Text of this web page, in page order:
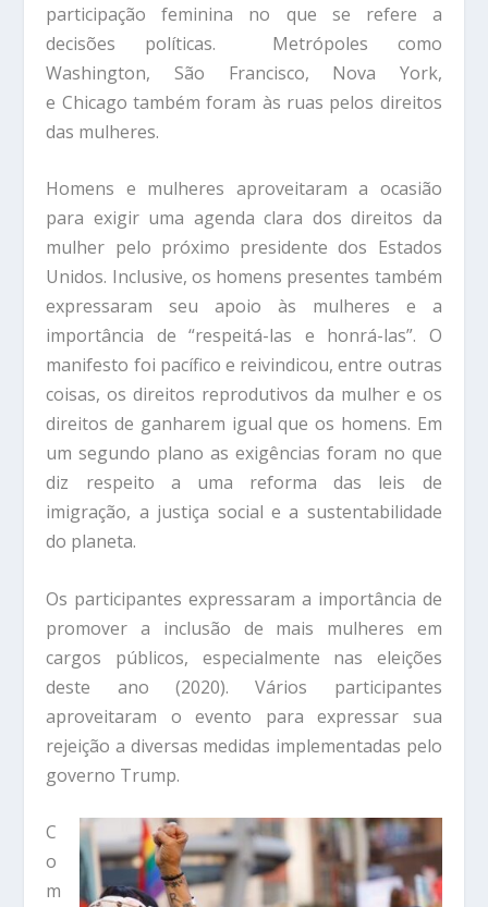
participação feminina no que se refere a
decisões políticas. Metrópoles como
Washington, São Francisco, Nova York,
e Chicago também foram às ruas pelos direitos
das mulheres.
Homens e mulheres aproveitaram a ocasião
para exigir uma agenda clara dos direitos da
mulher pelo próximo presidente dos Estados
Unidos. Inclusive, os homens presentes também
expressaram seu apoio às mulheres e a
importância de “respeitá-las e honrá-las”. O
manifesto foi pacífico e reivindicou, entre outras
coisas, os direitos reprodutivos da mulher e os
direitos de ganharem igual que os homens. Em
um segundo plano as exigências foram no que
diz respeito a uma reforma das leis de
imigração, a justiça social e a sustentabilidade
do planeta.
Os participantes expressaram a importância de
promover a inclusão de mais mulheres em
cargos públicos, especialmente nas eleições
deste ano (2020). Vários participantes
aproveitaram o evento para expressar sua
rejeição a diversas medidas implementadas pelo
governo Trump.
C
o
m